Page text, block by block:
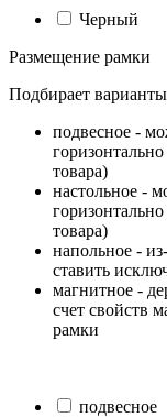
Черный
Размещение рамки
Подбирает
подвесное -
товара)
настольное -
товара)
напольное -
ставить
магнитное -
счет свойств
рамки
подвесное